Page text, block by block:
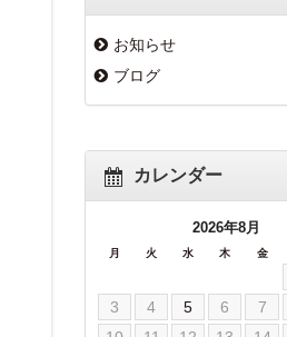
お知らせ
ブログ
カレンダー
2026年8月
月 火 水 木 金
3
4 5 6 7